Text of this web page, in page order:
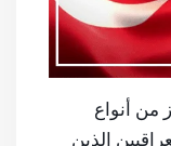
من أنواع
الذين